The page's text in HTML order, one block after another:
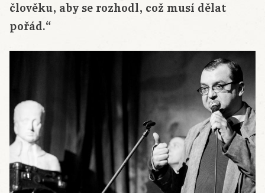
člověku, aby se rozhodl, což musí dělat
pořád.“